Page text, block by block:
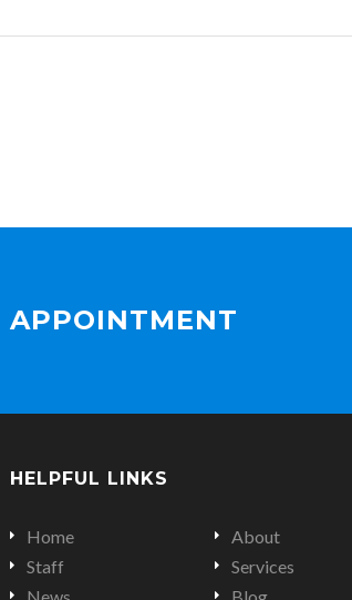
APPOINTMENT
HELPFUL LINKS
Home
About
Staff
Services